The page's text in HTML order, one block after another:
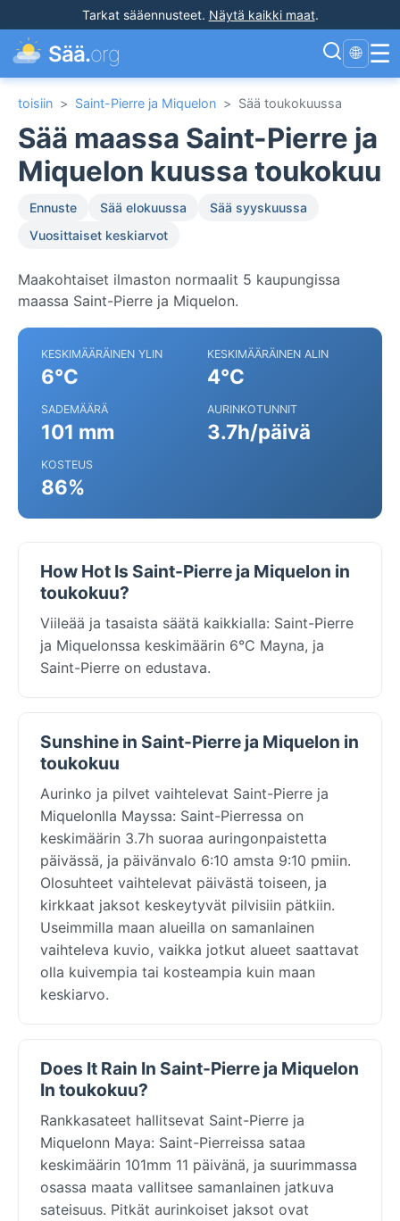
Tarkat sääennusteet. Näytä kaikki maat.
Sää.org 🌐 ☰
toisiin > Saint-Pierre ja Miquelon > Sää toukokuussa
Sää maassa Saint-Pierre ja
Miquelon kuussa toukokuu
Ennuste Sää elokuussa
Sää syyskuussa
Vuosittaiset keskiarvot
Maakohtaiset ilmaston normaalit 5 kaupungissa
maassa Saint-Pierre ja Miquelon.
KESKIMÄÄRÄINEN YLIN
6°C
KESKIMÄÄRÄINEN ALIN
4°C
SADEMÄÄRÄ
101 mm
AURINKOTUNNIT
3.7h/päivä
KOSTEUS
86%
How Hot Is Saint-Pierre ja Miquelon in
toukokuu?
Viileää ja tasaista säätä kaikkialla: Saint-Pierre
ja Miquelonssa keskimäärin 6°C Mayna, ja
Saint-Pierre on edustava.
Sunshine in Saint-Pierre ja Miquelon in
toukokuu
Aurinko ja pilvet vaihtelevat Saint-Pierre ja
Miquelonlla Mayssa: Saint-Pierressa on
keskimäärin 3.7h suoraa auringonpaistetta
päivässä, ja päivänvalo 6:10 amsta 9:10 pmiin.
Olosuhteet vaihtelevat päivästä toiseen, ja
kirkkaat jaksot keskeytyvät pilvisiin pätkiin.
Useimmilla maan alueilla on samanlainen
vaihteleva kuvio, vaikka jotkut alueet saattavat
olla kuivempia tai kosteampia kuin maan
keskiarvo.
Does It Rain In Saint-Pierre ja Miquelon
In toukokuu?
Rankkasateet hallitsevat Saint-Pierre ja
Miquelonn Maya: Saint-Pierreissa sataa
keskimäärin 101mm 11 päivänä, ja suurimmassa
osassa maata vallitsee samanlainen jatkuva
sateisuus. Pitkät aurinkoiset jaksot ovat